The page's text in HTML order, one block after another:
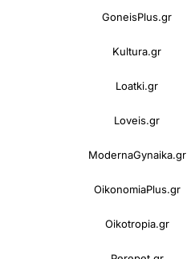
GoneisPlus.gr
Kultura.gr
Loatki.gr
Loveis.gr
ModernaGynaika.gr
OikonomiaPlus.gr
Oikotropia.gr